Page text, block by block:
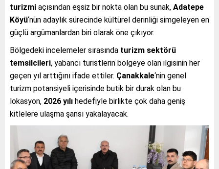
turizmi açısından eşsiz bir nokta olan bu sunak, Adatepe
Köyü‘nün adaylık sürecinde kültürel derinliği simgeleyen en
güçlü argümanlardan biri olarak öne çıkıyor.
Bölgedeki incelemeler sırasında turizm sektörü
temsilcileri, yabancı turistlerin bölgeye olan ilgisinin her
geçen yıl arttığını ifade ettiler. Çanakkale‘nin genel
turizm potansiyeli içerisinde butik bir durak olan bu
lokasyon, 2026 yılı hedefiyle birlikte çok daha geniş
kitlelere ulaşma şansı yakalayacak.